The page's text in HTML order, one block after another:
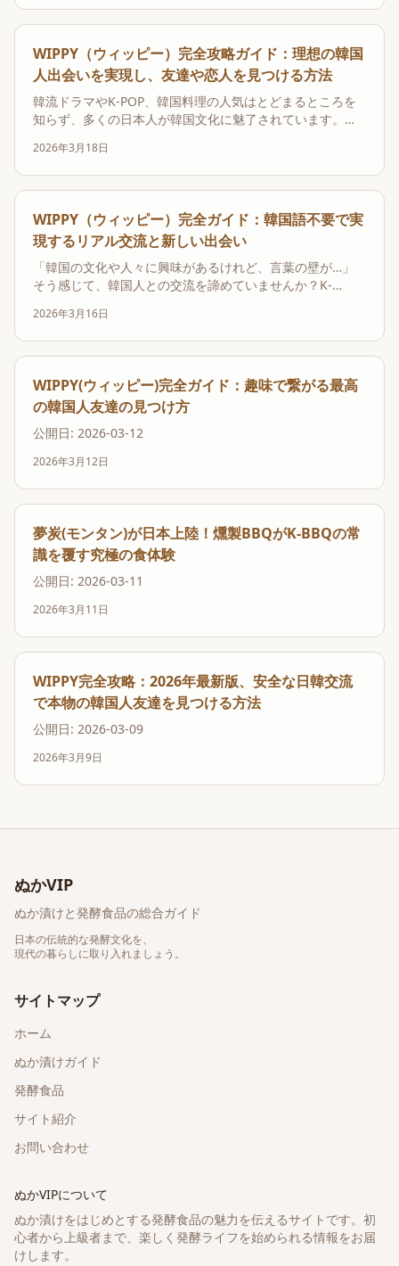
WIPPY（ウィッピー）完全攻略ガイド：理想の韓国
人出会いを実現し、友達や恋人を見つける方法
韓流ドラマやK-POP、韓国料理の人気はとどまるところを
知らず、多くの日本人が韓国文化に魅了されています。そ
「韓国人の友達が欲しい」「韓国人の恋人ができたら…」
といった、より深い人間関係への憧れに繋がっています。
しかし、日常生活でそのような機会を見つけるのは容易...
2026年3月18日
WIPPY（ウィッピー）完全ガイド：韓国語不要で実
現するリアル交流と新しい出会い
「韓国の文化や人々に興味があるけれど、言葉の壁が…」
そう感じて、韓国人との交流を諦めていませんか？K-
韓国カルチャーに惹かれ、もっと深く知りたい、現地の人
と繋がりたいという思いはあっても、韓国語が話せないと
いう一点が大きなハードルになっている方は少なくありま
2026年3月16日
WIPPY(ウィッピー)完全ガイド：趣味で繋がる最高
の韓国人友達の見つけ方
公開日: 2026-03-12
2026年3月12日
夢炭(モンタン)が日本上陸！燻製BBQがK-BBQの常
識を覆す究極の食体験
公開日: 2026-03-11
2026年3月11日
WIPPY完全攻略：2026年最新版、安全な日韓交流
で本物の韓国人友達を見つける方法
公開日: 2026-03-09
2026年3月9日
ぬかVIP
ぬか漬けと発酵食品の総合ガイド
日本の伝統的な発酵文化を、
現代の暮らしに取り入れましょう。
サイトマップ
ホーム
ぬか漬けガイド
発酵食品
サイト紹介
お問い合わせ
ぬかVIPについて
ぬか漬けをはじめとする発酵食品の魅力を伝えるサイトです。初
心者から上級者まで、楽しく発酵ライフを始められる情報をお届
けします。